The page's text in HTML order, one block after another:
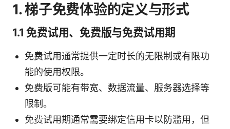
1. 梯子免费体验的定义与形式
1.1 免费试用、免费版与免费试用期
免费试用通常提供一定时长的无限制或有限功
能的使用权限。
免费版可能有带宽、数据流量、服务器选择等
限制。
免费试用期通常需要绑定信用卡以防滥用，但